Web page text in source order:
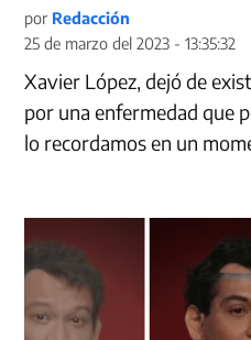
por Redacción
25 de marzo del 2023 - 13:35:32
Xavier López, dejó de
por una enfermedad que
lo recordamos en un